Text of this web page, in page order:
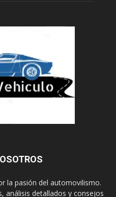
la pasión del automovilismo.
análisis detallados y consejos